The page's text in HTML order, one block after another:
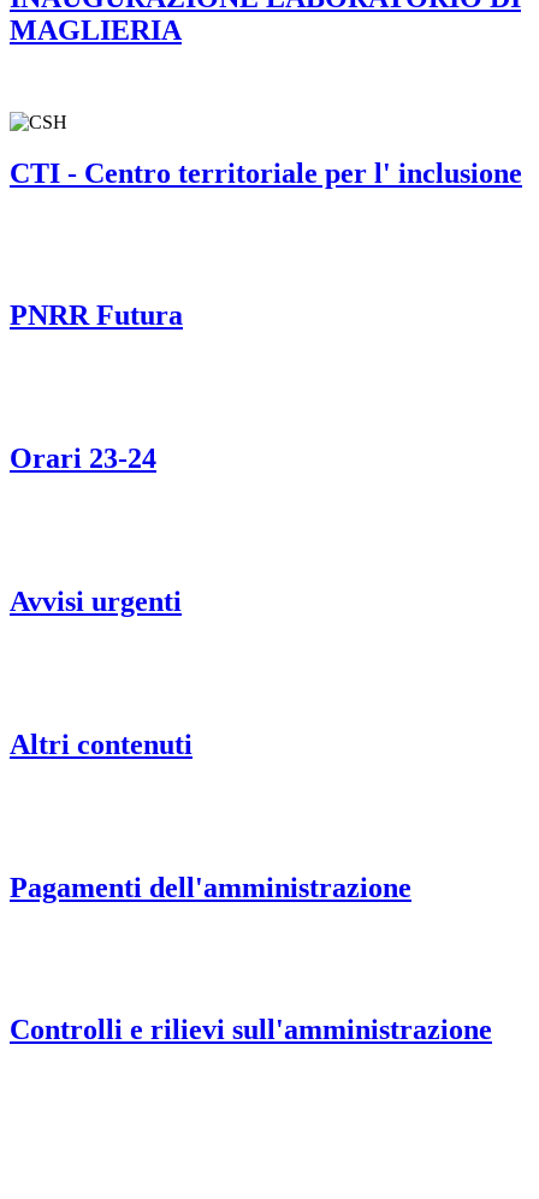
MAGLIERIA
CTI - Centro territoriale per l' inclusione
PNRR Futura
Orari 23-24
Avvisi urgenti
Altri contenuti
Pagamenti dell'amministrazione
Controlli e rilievi sull'amministrazione